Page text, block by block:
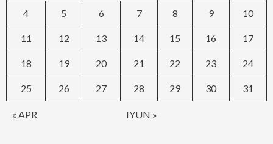
« APR IYUN »
4 5 6 7 8 9 10
11 12 13 14 15 16 17
18 19 20 21 22 23 24
25 26 27 28 29 30 31